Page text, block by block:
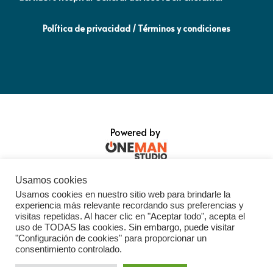
Política de privacidad / Términos y condiciones
Powered by
Usamos cookies
Usamos cookies en nuestro sitio web para brindarle la
experiencia más relevante recordando sus preferencias y
visitas repetidas. Al hacer clic en "Aceptar todo", acepta el
uso de TODAS las cookies. Sin embargo, puede visitar
"Configuración de cookies" para proporcionar un
consentimiento controlado.